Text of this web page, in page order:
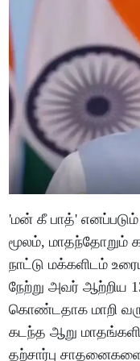
'மன் கீ பாத்'
மூலம், மாதந்தோறும்
நாட்டு மக்களிடம்
நேற்று அவர் ஆற்றிய
கொண்டதாக மாறி
கடந்த ஆறு
தற்சார்பு சாதனைகளை